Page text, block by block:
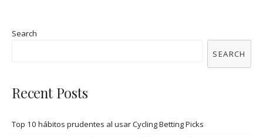
Search
SEARCH
Recent Posts
Top 10 hábitos prudentes al usar Cycling Betting Picks